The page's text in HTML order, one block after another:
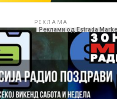
РЕКЛАМА
РЕКЛАМА
Реклами од Estrada